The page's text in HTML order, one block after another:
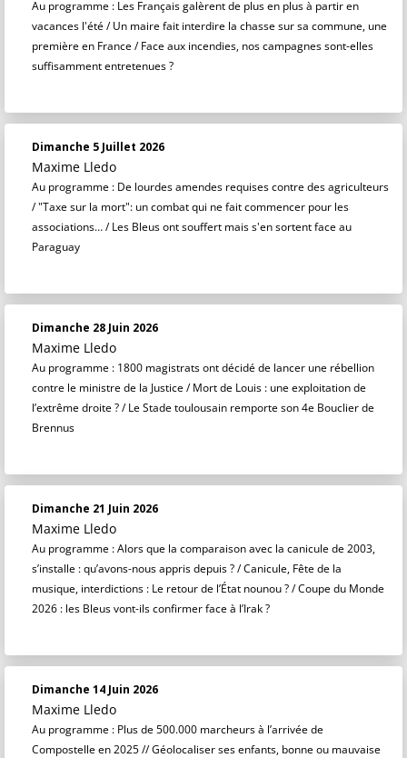
Au programme : Les Français galèrent de plus en plus à partir en
vacances l'été / Un maire fait interdire la chasse sur sa commune, une
première en France / Face aux incendies, nos campagnes sont-elles
suffisamment entretenues ?
Dimanche 5 Juillet 2026
Maxime Lledo
Au programme : De lourdes amendes requises contre des agriculteurs
/ "Taxe sur la mort": un combat qui ne fait commencer pour les
associations… / Les Bleus ont souffert mais s'en sortent face au
Paraguay
Dimanche 28 Juin 2026
Maxime Lledo
Au programme : 1800 magistrats ont décidé de lancer une rébellion
contre le ministre de la Justice / Mort de Louis : une exploitation de
l’extrême droite ? / Le Stade toulousain remporte son 4e Bouclier de
Brennus
Dimanche 21 Juin 2026
Maxime Lledo
Au programme : Alors que la comparaison avec la canicule de 2003,
s’installe : qu’avons-nous appris depuis ? / Canicule, Fête de la
musique, interdictions : Le retour de l’État nounou ? / Coupe du Monde
2026 : les Bleus vont-ils confirmer face à l’Irak ?
Dimanche 14 Juin 2026
Maxime Lledo
Au programme : Plus de 500.000 marcheurs à l’arrivée de
Compostelle en 2025 // Géolocaliser ses enfants, bonne ou mauvaise